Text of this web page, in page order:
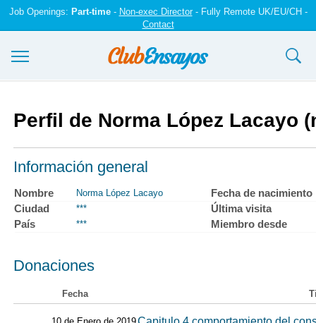
Job Openings: Part-time- Non-exec Director- Fully Remote UK/EU/CH -
Contact
Registrarse
Iniciar sesión
Contáctenos
Perfil de Norma López Lacayo
Información general
Nombre Norma López Lacayo
Fecha de nacimiento
Ciudad
***
Última visita
País
*** Miembro desde
Donaciones
Fecha